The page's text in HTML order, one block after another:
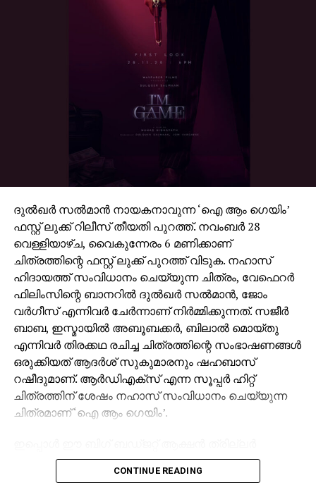
വ്യക്തമാക്കിയിരുന്നു. കിരീടത്തിന്റെ തുടര്‍ച്ചയായിരുന്ന
ചെങ്കോല്‍ ഈ സ്വീകാര്യതയിലേക്കുയര്‍ന്നില്ല
എന്നും അവര്‍ പറഞ്ഞിരുന്നു. ലോഹിതദാസിന്റെ
തിരക്കഥയും സിബി മലയില്‍ സംവിധാനം ചെയ്ത
സംവിധാന മികവും ഒന്നിച്ചെത്തി 1989 ജൂലൈ ഏഴിന്
പുറത്തിറങ്ങിയ കിരീടം, ഒരു യുവാവിന്റെ ജീവിതം
സാഹചര്യങ്ങള്‍ എങ്ങനെ വഴിമാറിക്കുന്നു എന്നതിന്റെ
കടുത്ത സാമൂഹിക-വൈകാരിക അവതരണമാണ്. ഈ
ചലച്ചിത്ര പുരസ്‌കാരത്തില്‍ പ്രത്യേക പരാമര്‍ശം
ലഭിച്ചിരുന്നു. മോഹന്‍ലാല്‍ അഭിനയിച്ച ‘ഭരതം’
റെസ്റ്ററേഷന്‍ നടപടികളും ഇപ്പോള്‍
അവസാനഘട്ടത്തിലാണ്.
ദുല്‍ഖര്‍ സല്‍മാന്‍ നായകനാവുന്ന ‘ഐ ആം ഗെയിം’
ഫസ്റ്റ് ലുക്ക് റിലീസ് തീയതി പുറത്ത്. നവംബര്‍ 28
വെള്ളിയാഴ്ച, വൈകുന്നേരം 6 മണിക്കാണ്
ചിത്രത്തിന്റെ ഫസ്റ്റ് ലുക്ക് പുറത്ത് വിടുക. നഹാസ്
ഹിദായത്ത് സംവിധാനം ചെയ്യുന്ന ചിത്രം, വേഫെറര്‍
ഫിലിംസിന്റെ ബാനറില്‍ ദുല്‍ഖര്‍ സല്‍മാന്‍, ജോം
വര്‍ഗീസ് എന്നിവര്‍ ചേര്‍ന്നാണ് നിര്‍മ്മിക്കുന്നത്. സജീര്‍
ബാബ, ഇസ്മായില്‍ അബൂബക്കര്‍, ബിലാല്‍ മൊയ്തു
എന്നിവര്‍ തിരക്കഥ രചിച്ച ചിത്രത്തിന്റെ സംഭാഷണങ്ങള്‍
ഒരുക്കിയത് ആദര്‍ശ് സുകുമാരനും ഷഹബാസ്
റഷീദുമാണ്. ആര്‍ഡിഎക്‌സ് എന്ന സൂപ്പര്‍ ഹിറ്റ്
ചിത്രത്തിന് ശേഷം നഹാസ് സംവിധാനം ചെയ്യുന്ന
ചിത്രമാണ് ‘ഐ ആം ഗെയിം’.
ചിത്രത്തിന്റെ ചിത്രീകരണം പുരോഗമിക്കുകയാണ്.
ദുല്‍ഖര്‍ സല്‍മാന്റെ നാല്പതാം ചിത്രമായി ഒരുക്കുന്ന
CONTINUE READING